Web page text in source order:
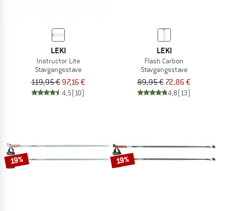
LEKI
Instructor Lite
Stavgangsstave
119,95 € 97,16 €
4,5(10)
LEKI
Flash Carbon
Stavgangsstave
89,95 € 72,86 €
4,8(13)
19% 19%